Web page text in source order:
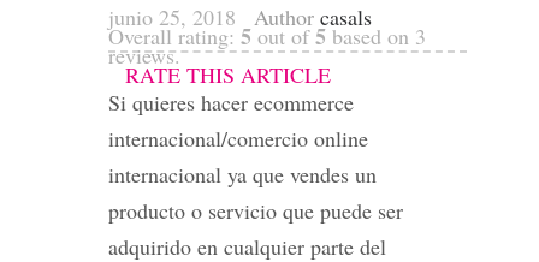
junio 25, 2018 Author casals
Overall rating: 5out of5 based on 3
reviews.
RATE THIS ARTICLE
Si quieres hacer ecommerce
internacional/comercio online
internacional ya que vendes un
producto o servicio que puede ser
adquirido en cualquier parte del